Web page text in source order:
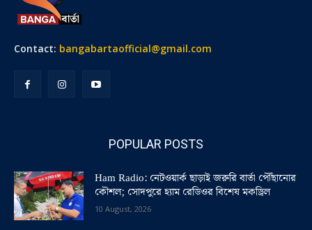
Contact: bangabartaofficial@gmail.com
POPULAR POSTS
Ham Radio: নেটওয়ার্ক ছাড়াই জরুরি বার্তা পৌঁছানোর
কৌশল; সোদপুরে হ্যাম রেডিওর বিশেষ মকড্রিল
10 August, 2026